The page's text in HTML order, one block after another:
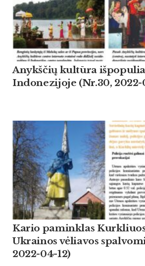
Anykščių kultūra
Indonezijoje (Nr.30, 2022-
Kario paminklas
Ukrainos vėliavos
2022-04-12)